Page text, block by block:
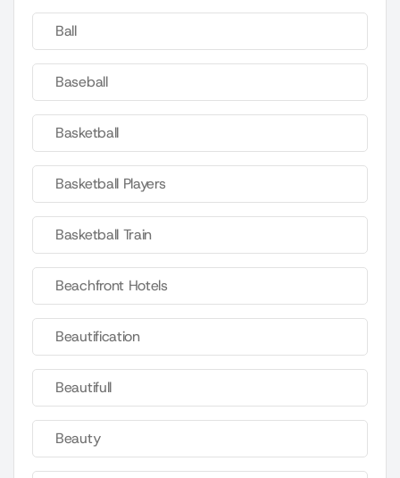
Ball
Baseball
Basketball
Basketball Players
Basketball Train
Beachfront Hotels
Beautification
Beautifull
Beauty